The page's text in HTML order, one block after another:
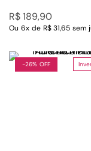
R$189,90
Ou 6x de R$ 31,65 sem
-26%
26%